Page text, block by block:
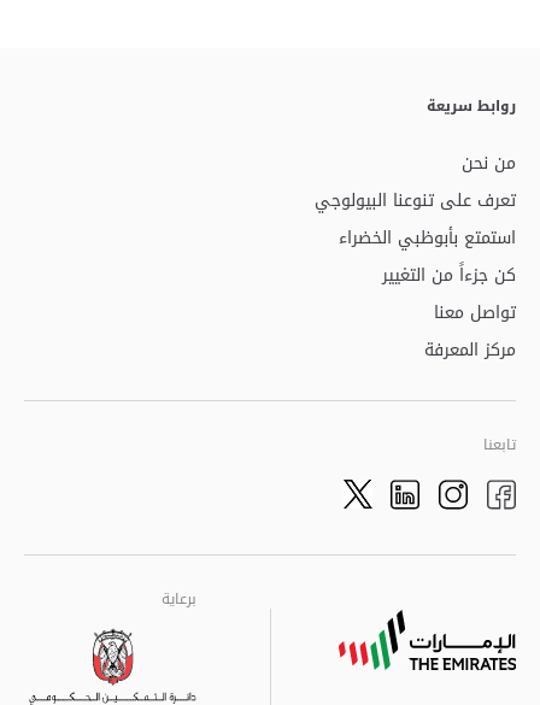
روابط سريعة
من نحن
تعرف على تنوعنا البيولوجي
استمتع بأبوظبي الخضراء
كن جزءاً من التغيير
تواصل معنا
مركز المعرفة
تابعنا
Facebook
Instagram
LinkedIn
Twitter
برعاية
برعاية